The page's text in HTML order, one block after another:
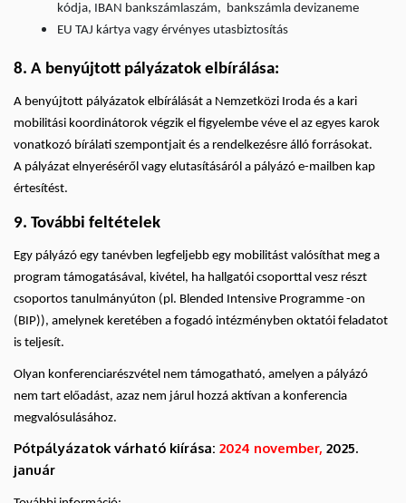
kódja, IBAN bankszámlaszám, bankszámla devizaneme
EU TAJ kártya vagy érvényes utasbiztosítás
8. A benyújtott pályázatok elbírálása:
A benyújtott pályázatok elbírálását a Nemzetközi Iroda és a kari
mobilitási koordinátorok végzik el figyelembe véve el az egyes karok
vonatkozó bírálati szempontjait és a rendelkezésre álló forrásokat.
A pályázat elnyeréséről vagy elutasításáról a pályázó e-mailben kap
értesítést.
9. További feltételek
Egy pályázó egy tanévben legfeljebb egy mobilitást valósíthat meg a
program támogatásával, kivétel, ha hallgatói csoporttal vesz részt
csoportos tanulmányúton (pl. Blended Intensive Programme -on
(BIP)), amelynek keretében a fogadó intézményben oktatói feladatot
is teljesít.
Olyan konferenciarészvétel nem támogatható, amelyen a pályázó
nem tart előadást, azaz nem járul hozzá aktívan a konferencia
megvalósulásához.
Pótpályázatok várható kiírása: 2024 november, 2025.
január